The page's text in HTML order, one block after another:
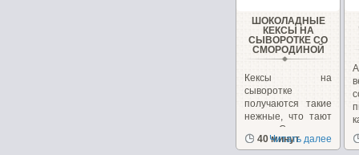
ШОКОЛАДНЫЕ
КЕКСЫ НА
СЫВОРОТКЕ СО
СМОРОДИНОЙ
Кексы на
сыворотке
получаются такие
нежные, что тают
во рту. Смородина
придает...
40 минут
Читать далее